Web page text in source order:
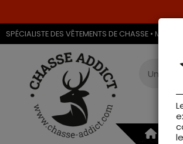
SPÉCIALISTE DES VÊTEMENTS DE CHASSE •